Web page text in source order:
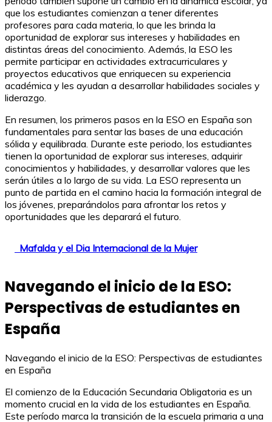
que los estudiantes comienzan a tener diferentes
profesores para cada materia, lo que les brinda la
oportunidad de explorar sus intereses y habilidades en
distintas áreas del conocimiento. Además, la ESO les
permite participar en actividades extracurriculares y
proyectos educativos que enriquecen su experiencia
académica y les ayudan a desarrollar habilidades sociales y
liderazgo.
En resumen, los primeros pasos en la ESO en España son
fundamentales para sentar las bases de una educación
sólida y equilibrada. Durante este periodo, los estudiantes
tienen la oportunidad de explorar sus intereses, adquirir
conocimientos y habilidades, y desarrollar valores que les
serán útiles a lo largo de su vida. La ESO representa un
punto de partida en el camino hacia la formación integral de
los jóvenes, preparándolos para afrontar los retos y
oportunidades que les deparará el futuro.
Mafalda y el Dia Internacional de la Mujer
Navegando el inicio de la ESO:
Perspectivas de estudiantes en
España
Navegando el inicio de la ESO: Perspectivas de estudiantes
en España
El comienzo de la Educación Secundaria Obligatoria es un
momento crucial en la vida de los estudiantes en España.
Este período marca la transición de la escuela primaria a una